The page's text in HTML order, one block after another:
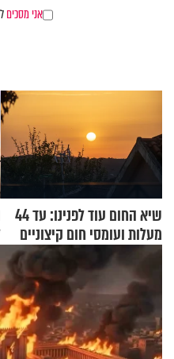
אני מסכים
שיא החום עוד לפנינו: עד 44
מעלות ועומסי חום קיצוניים